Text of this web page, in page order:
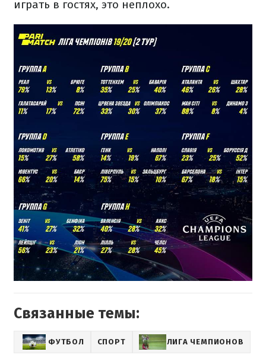
играть в гостях, это неплохо.
Связанные темы:
ФУТБОЛ СПОРТ ЛИГА ЧЕМПИОНОВ